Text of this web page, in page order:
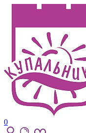
0